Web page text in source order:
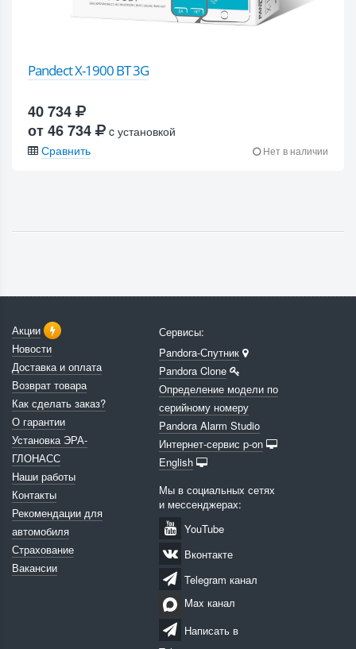
Pandect X-1900 BT 3G
40 734
от 46 734
c установкой
Сравнить
Нет в наличии
Акции
Новости
Доставка и оплата
Возврат товара
Как сделать заказ?
О гарантии
Установка ЭРА-
ГЛОНАСС
Наши работы
Контакты
Рекомендации для
автомобиля
Страхование
Вакансии
Сервисы:
Pandora-Спутник
Pandora Clone
Определение модели по
серийному номеру
Pandora Alarm Studio
Интернет-сервис p-on
English
Мы в социальных сетях
и мессенджерах:
YouTube
Вконтакте
Telegram канал
Max канал
Написать в